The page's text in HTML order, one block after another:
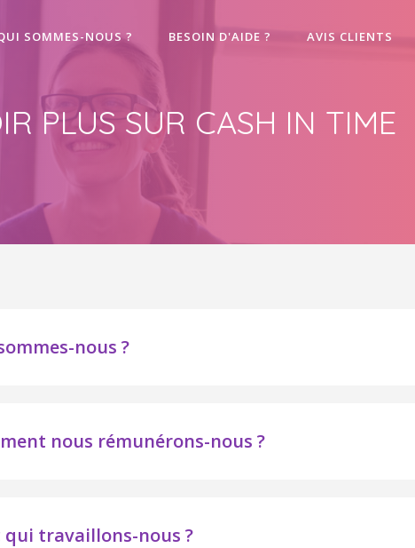
SOMMES-NOUS ? BESOIN D'AIDE ? AVIS CLIENTS
PLUS SUR CASH IN TIME
nous ?
nous rémunérons-nous ?
qui travaillons-nous ?